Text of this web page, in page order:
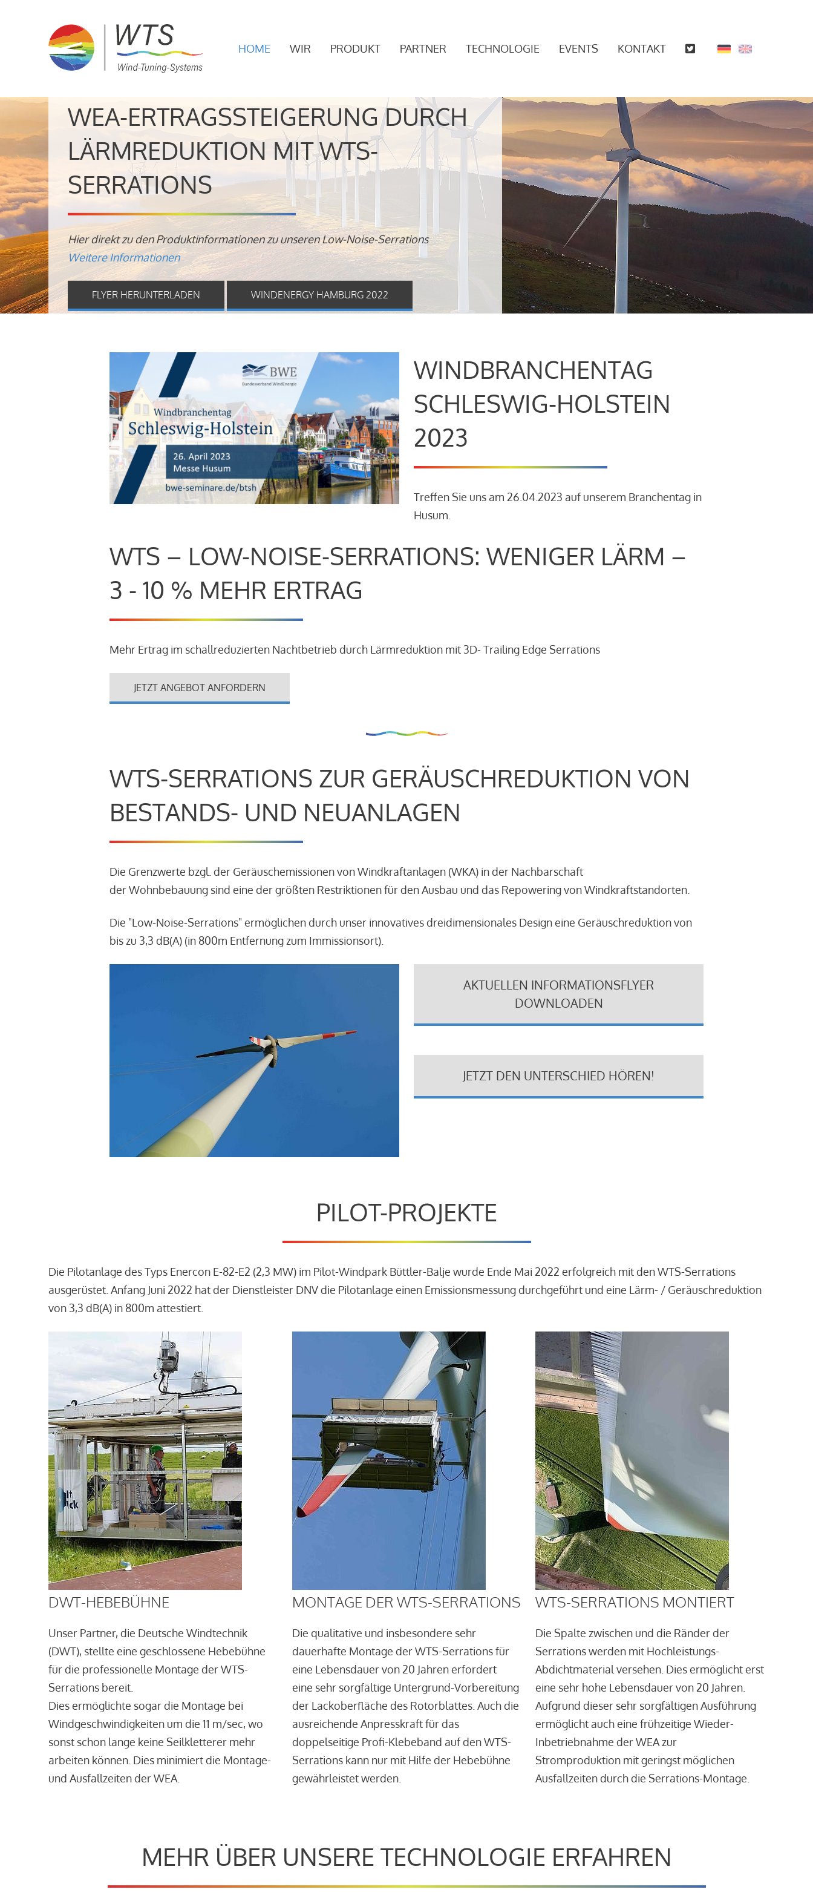
HOME WIR PRODUKT PARTNER TECHNOLOGIE EVENTS KONTAKT
WEA-ERTRAGSSTEIGERUNG DURCH
LÄRMREDUKTION MIT WTS-
SERRATIONS
Hier direkt zu den Produktinformationen zu unseren Low-Noise-Serrations
Weitere Informationen
FLYER HERUNTERLADEN WINDENERGY HAMBURG 2022
WINDBRANCHENTAG
SCHLESWIG-HOLSTEIN
2023
Treffen Sie uns am 26.04.2023 auf unserem Branchentag in
Husum.
WTS – LOW-NOISE-SERRATIONS: WENIGER LÄRM –
3 - 10 % MEHR ERTRAG
Mehr Ertrag im schallreduzierten Nachtbetrieb durch Lärmreduktion mit 3D- Trailing Edge Serrations
JETZT ANGEBOT ANFORDERN
WTS-SERRATIONS ZUR GERÄUSCHREDUKTION VON
BESTANDS- UND NEUANLAGEN
Die Grenzwerte bzgl. der Geräuschemissionen von Windkraftanlagen (WKA) in der Nachbarschaft
der Wohnbebauung sind eine der größten Restriktionen für den Ausbau und das Repowering von Windkraftstandorten.
Die "Low-Noise-Serrations" ermöglichen durch unser innovatives dreidimensionales Design eine Geräuschreduktion von
bis zu 3,3 dB(A) (in 800m Entfernung zum Immissionsort).
AKTUELLEN INFORMATIONSFLYER
DOWNLOADEN
JETZT DEN UNTERSCHIED HÖREN!
PILOT-PROJEKTE
Die Pilotanlage des Typs Enercon E-82-E2 (2,3 MW) im Pilot-Windpark Büttler-Balje wurde Ende Mai 2022 erfolgreich mit den WTS-Serrations
ausgerüstet. Anfang Juni 2022 hat der Dienstleister DNV die Pilotanlage einen Emissionsmessung durchgeführt und eine Lärm- / Geräuschreduktion
von 3,3 dB(A) in 800m attestiert.
DWT-HEBEBÜHNE
Unser Partner, die Deutsche Windtechnik
(DWT), stellte eine geschlossene Hebebühne
für die professionelle Montage der WTS-
Serrations bereit.
Dies ermöglichte sogar die Montage bei
Windgeschwindigkeiten um die 11 m/sec, wo
sonst schon lange keine Seilkletterer mehr
arbeiten können. Dies minimiert die Montage-
und Ausfallzeiten der WEA.
MONTAGE DER WTS-SERRATIONS
Die qualitative und insbesondere sehr
dauerhafte Montage der WTS-Serrations für
eine Lebensdauer von 20 Jahren erfordert
eine sehr sorgfältige Untergrund-Vorbereitung
der Lackoberfläche des Rotorblattes. Auch die
ausreichende Anpresskraft für das
doppelseitige Profi-Klebeband auf den WTS-
Serrations kann nur mit Hilfe der Hebebühne
gewährleistet werden.
WTS-SERRATIONS MONTIERT
Die Spalte zwischen und die Ränder der
Serrations werden mit Hochleistungs-
Abdichtmaterial versehen. Dies ermöglicht erst
eine sehr hohe Lebensdauer von 20 Jahren.
Aufgrund dieser sehr sorgfältigen Ausführung
ermöglicht auch eine frühzeitige Wieder-
Inbetriebnahme der WEA zur
Stromproduktion mit geringst möglichen
Ausfallzeiten durch die Serrations-Montage.
MEHR ÜBER UNSERE TECHNOLOGIE ERFAHREN